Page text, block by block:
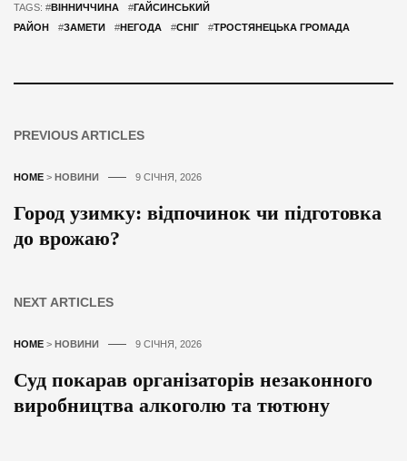
TAGS: #ВІННИЧЧИНА #ГАЙСИНСЬКИЙ
РАЙОН
#ЗАМЕТИ #НЕГОДА #СНІГ #ТРОСТЯНЕЦЬКА ГРОМАДА
PREVIOUS ARTICLES
HOME > НОВИНИ 9 СІЧНЯ, 2026
Город узимку: відпочинок чи підготовка
до врожаю?
NEXT ARTICLES
HOME > НОВИНИ 9 СІЧНЯ, 2026
Суд покарав організаторів незаконного
виробництва алкоголю та тютюну